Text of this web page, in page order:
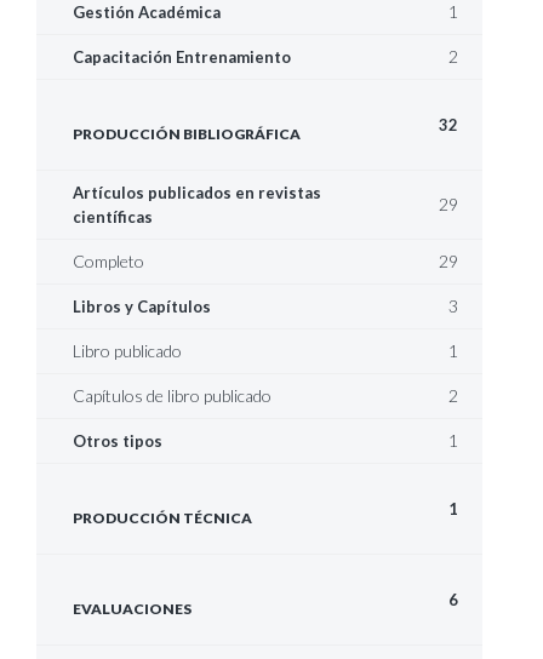
Gestión Académica 1
Capacitación Entrenamiento 2
PRODUCCIÓN BIBLIOGRÁFICA 32
Artículos publicados en revistas
científicas
29
Completo 29
Libros y Capítulos 3
Libro publicado 1
Capítulos de libro publicado 2
Otros tipos 1
PRODUCCIÓN TÉCNICA 1
EVALUACIONES 6